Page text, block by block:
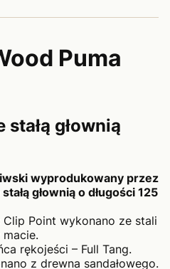
Puma
głownią
wyprodukowany przez
głownią o długości 125
Clip Point wykonano ze stali
rękojeści – Full Tang.
z drewna sandałowego.